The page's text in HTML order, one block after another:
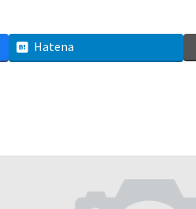
Hatena